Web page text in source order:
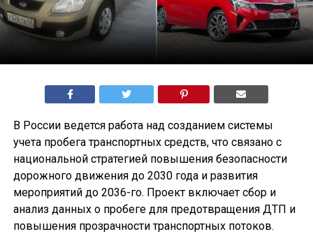
В России ведется работа над созданием системы
учета пробега транспортных средств, что связано с
национальной стратегией повышения безопасности
дорожного движения до 2030 года и развития
мероприятий до 2036-го. Проект включает сбор и
анализ данных о пробеге для предотвращения ДТП и
повышения прозрачности транспортных потоков.